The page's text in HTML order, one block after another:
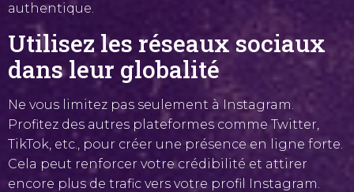
authentique.
Utilisez les réseaux sociaux
dans leur globalité
Ne vous limitez pas seulement à Instagram.
Profitez des autres plateformes comme Twitter,
TikTok, etc., pour créer une présence en ligne forte.
Cela peut renforcer votre crédibilité et attirer
encore plus de trafic vers votre profil Instagram.